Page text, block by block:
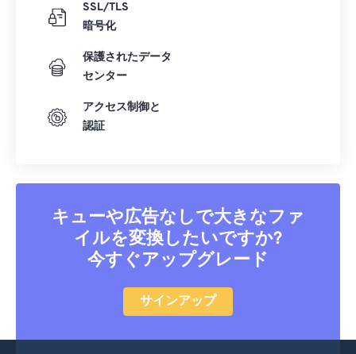
SSL/TLS
暗号化
保護されたデータ
センター
アクセス制御と
認証
キューや広告なしで大きなファ
イルを変換したいですか?
今すぐアップグレード
サインアップ